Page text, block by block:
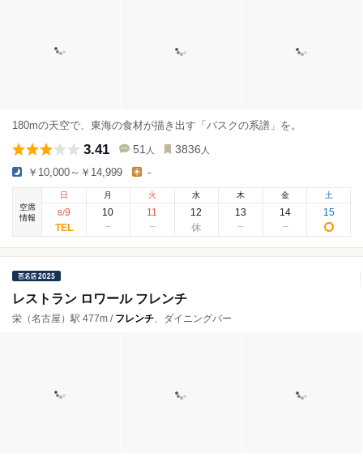
180mの天空で、東海の食材が描き出す「バスクの系譜」を。
3.41 51 人 3836 人
￥10,000～￥14,999 -
空席
情報
日
8/9
月
10
火
11
水
12
木
13
金
14
土
15
レストラン ロワール フレンチ
栄（名古屋）駅 477m / フレンチ、ダイニングバー